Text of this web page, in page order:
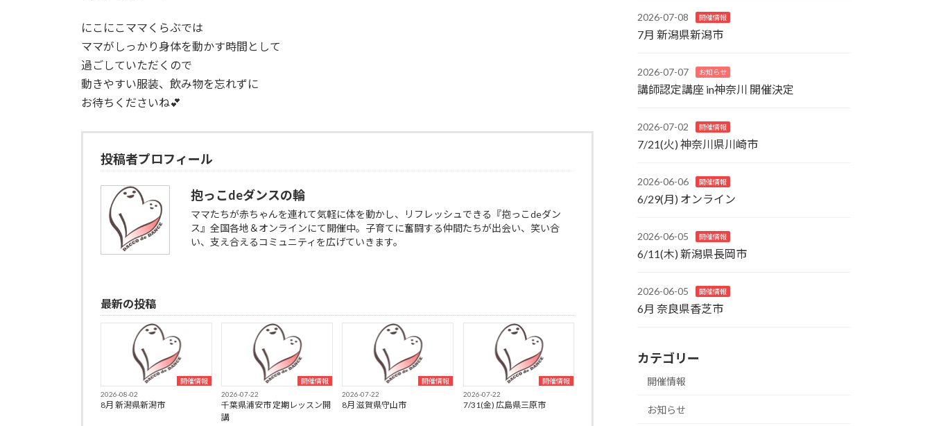
にこにこママくらぶでは
ママがしっかり身体を動かす時間として
過ごしていただくので
動きやすい服装、飲み物を忘れずに
お待ちくださいね💕
投稿者プロフィール
抱っこdeダンスの輪
ママたちが赤ちゃんを連れて気軽に体を動かし、リフレッシュできる『抱っこdeダン
ス』全国各地＆オンラインにて開催中。子育てに奮闘する仲間たちが出会い、笑い合
い、支え合えるコミュニティを広げていきます。
最新の投稿
開催情報
2026-08-02
8月 新潟県新潟市
開催情報
2026-07-22
千葉県浦安市 定期レッスン開
講
開催情報
2026-07-22
8月 滋賀県守山市
開催情報
2026-07-22
7/31(金) 広島県三原市
2026-07-08 開催情報
7月 新潟県新潟市
2026-07-07 お知らせ
講師認定講座 in神奈川 開催決定
2026-07-02 開催情報
7/21(火) 神奈川県川崎市
2026-06-06 開催情報
6/29(月) オンライン
2026-06-05 開催情報
6/11(木) 新潟県長岡市
2026-06-05 開催情報
6月 奈良県香芝市
カテゴリー
開催情報
お知らせ